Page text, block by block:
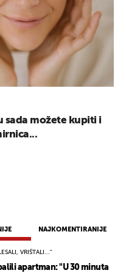
NAJKOMENTIRANIJE
VRIŠTALI..."
apartman: "U 30 minuta
sada možete kupiti i